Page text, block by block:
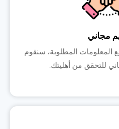
مجاني
المعلومات المطلوبة، سنقوم
للتحقق من أهليتك.